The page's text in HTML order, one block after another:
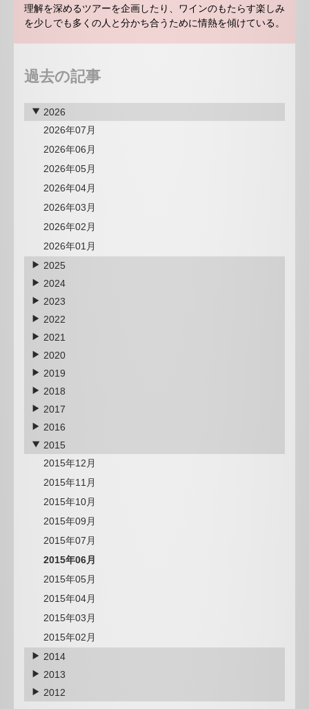
理解を深めるツアーを企画したり、ワインのもたらす楽しみ
を少しでも多くの人と分かち合うために情熱を傾けている。
過去の記事
2026
2026年07月
2026年06月
2026年05月
2026年04月
2026年03月
2026年02月
2026年01月
2025
2024
2023
2022
2021
2020
2019
2018
2017
2016
2015
2015年12月
2015年11月
2015年10月
2015年09月
2015年07月
2015年06月
2015年05月
2015年04月
2015年03月
2015年02月
2014
2013
2012